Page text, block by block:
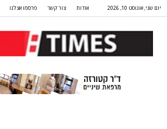
יום שני, אוגוסט 10, 2026 אודות צור קשר פרסמו אצלנו